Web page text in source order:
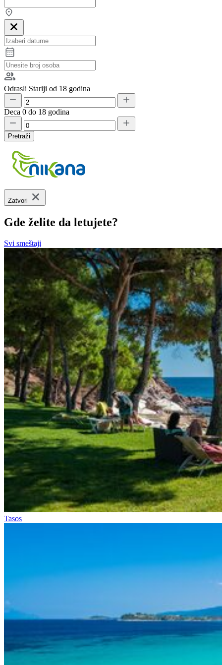
Odrasli Stariji od 18 godina
Deca 0 do 18 godina
Pretraži
Zatvori
Gde želite da letujete?
Svi smeštaji
Tasos